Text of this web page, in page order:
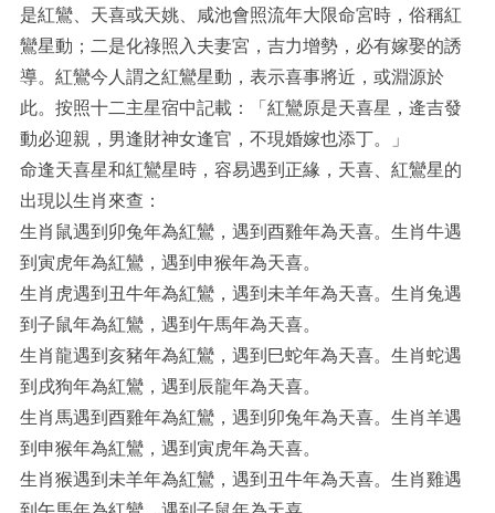
是紅鸞、天喜或天姚、咸池會照流年大限命宮時，俗稱紅
鸞星動；二是化祿照入夫妻宮，吉力增勢，必有嫁娶的誘
導。紅鸞今人謂之紅鸞星動，表示喜事將近，或淵源於
此。按照十二主星宿中記載：「紅鸞原是天喜星，逄吉發
動必迎親，男逢財神女逢官，不現婚嫁也添丁。」
命逢天喜星和紅鸞星時，容易遇到正緣，天喜、紅鸞星的
出現以生肖來查：
生肖鼠遇到卯兔年為紅鸞，遇到酉雞年為天喜。生肖牛遇
到寅虎年為紅鸞，遇到申猴年為天喜。
生肖虎遇到丑牛年為紅鸞，遇到未羊年為天喜。生肖兔遇
到子鼠年為紅鸞，遇到午馬年為天喜。
生肖龍遇到亥豬年為紅鸞，遇到巳蛇年為天喜。生肖蛇遇
到戌狗年為紅鸞，遇到辰龍年為天喜。
生肖馬遇到酉雞年為紅鸞，遇到卯兔年為天喜。生肖羊遇
到申猴年為紅鸞，遇到寅虎年為天喜。
生肖猴遇到未羊年為紅鸞，遇到丑牛年為天喜。生肖雞遇